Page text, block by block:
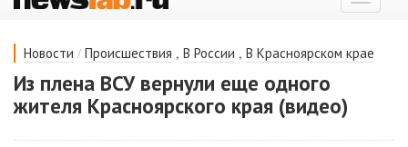
меню
Новости / Происшествия , В России , В Красноярском крае
Из плена ВСУ вернули еще одного
жителя Красноярского края (видео)